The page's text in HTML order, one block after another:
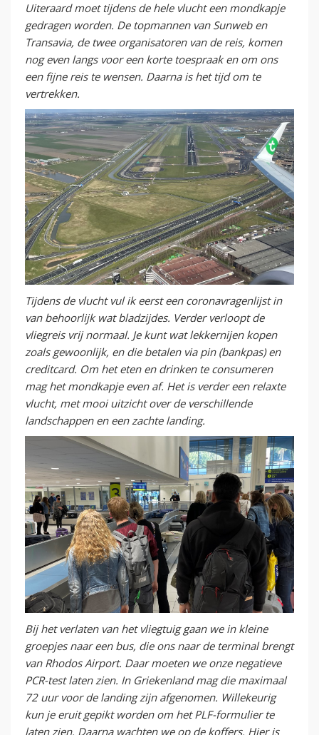
Uiteraard moet tijdens de hele vlucht een mondkapje
gedragen worden. De topmannen van Sunweb en
Transavia, de twee organisatoren van de reis, komen
nog even langs voor een korte toespraak en om ons
een fijne reis te wensen. Daarna is het tijd om te
vertrekken.
Tijdens de vlucht vul ik eerst een coronavragenlijst in
van behoorlijk wat bladzijdes. Verder verloopt de
vliegreis vrij normaal. Je kunt wat lekkernijen kopen
zoals gewoonlijk, en die betalen via pin (bankpas) en
creditcard. Om het eten en drinken te consumeren
mag het mondkapje even af. Het is verder een relaxte
vlucht, met mooi uitzicht over de verschillende
landschappen en een zachte landing.
Bij het verlaten van het vliegtuig gaan we in kleine
groepjes naar een bus, die ons naar de terminal brengt
van Rhodos Airport. Daar moeten we onze negatieve
PCR-test laten zien. In Griekenland mag die maximaal
72 uur voor de landing zijn afgenomen. Willekeurig
kun je eruit gepikt worden om het PLF-formulier te
laten zien. Daarna wachten we op de koffers. Hier is